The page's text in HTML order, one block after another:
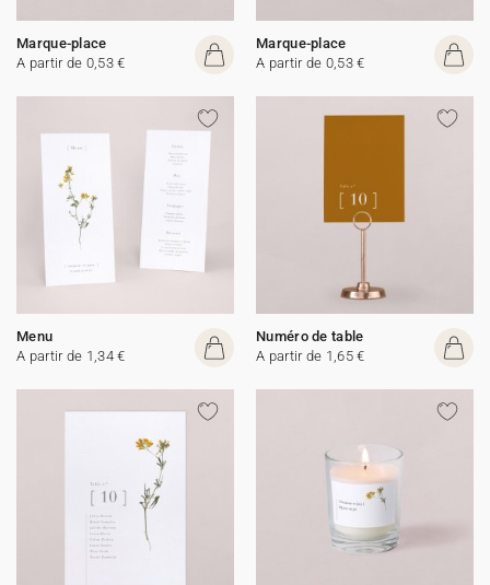
Marque-place
A partir de 0,53 €
Marque-place
A partir de 0,53 €
Menu
A partir de 1,34 €
Numéro de table
A partir de 1,65 €